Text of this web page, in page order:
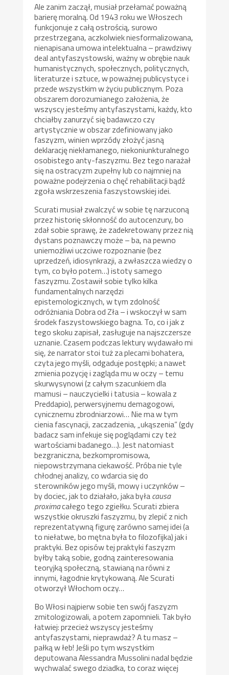
Ale zanim zaczął, musiał przełamać poważną
barierę moralną. Od 1943 roku we Włoszech
funkcjonuje z całą ostrością, surowo
przestrzegana, aczkolwiek niesformalizowana,
nienapisana umowa intelektualna – prawdziwy
deal antyfaszystowski, ważny w obrębie nauk
humanistycznych, społecznych, politycznych,
literaturze i sztuce, w poważnej publicystyce i
przede wszystkim w życiu publicznym. Poza
obszarem dorozumianego założenia, że
wszyscy jesteśmy antyfaszystami, każdy, kto
chciałby zanurzyć się badawczo czy
artystycznie w obszar zdefiniowany jako
faszyzm, winien wprzódy złożyć jasną
deklarację niekłamanego, niekoniunkturalnego
osobistego anty-faszyzmu. Bez tego narażał
się na ostracyzm zupełny lub co najmniej na
poważne podejrzenia o chęć rehabilitacji bądź
zgoła wskrzeszenia faszystowskiej idei.
Scurati musiał zwalczyć w sobie tę narzuconą
przez historię skłonność do autocenzury, bo
zdał sobie sprawę, że zadekretowany przez nią
dystans poznawczy może – ba, na pewno
uniemożliwi uczciwe rozpoznanie (bez
uprzedzeń, idiosynkrazji, a zwłaszcza wiedzy o
tym, co było potem…) istoty samego
faszyzmu. Zostawił sobie tylko kilka
fundamentalnych narzędzi
epistemologicznych, w tym zdolność
odróżniania Dobra od Zła – i wskoczył w sam
środek faszystowskiego bagna. To, co i jak z
tego skoku zapisał, zasługuje na najszczersze
uznanie. Czasem podczas lektury wydawało mi
się, że narrator stoi tuż za plecami bohatera,
czyta jego myśli, odgaduje postępki; a nawet
zmienia pozycję i zagląda mu w oczy – temu
skurwysynowi (z całym szacunkiem dla
mamusi – nauczycielki i tatusia – kowala z
Preddapio), perwersyjnemu demagogowi,
cynicznemu zbrodniarzowi… Nie ma w tym
cienia fascynacji, zaczadzenia, „ukąszenia” (gdy
badacz sam infekuje się poglądami czy też
wartościami badanego…). Jest natomiast
bezgraniczna, bezkompromisowa,
niepowstrzymana ciekawość. Próba nie tyle
chłodnej analizy, co wdarcia się do
sterowników jego myśli, mowy i uczynków –
by dociec, jak to działało, jaka byłacausa
proximacałego tego zgiełku. Scurati zbiera
wszystkie okruszki faszyzmu, by zlepić z nich
reprezentatywną figurę zarówno samej idei (a
to niełatwe, bo mętna była to filozofijka) jak i
praktyki. Bez opisów tej praktyki faszyzm
byłby taką sobie, godną zainteresowania
teoryjką społeczną, stawianą na równi z
innymi, łagodnie krytykowaną. Ale Scurati
otworzył Włochom oczy…
Bo Włosi najpierw sobie ten swój faszyzm
zmitologizowali, a potem zapomnieli. Tak było
łatwiej: przecież wszyscy jesteśmy
antyfaszystami, nieprawdaż? A tu masz –
pałką w łeb! Jeśli po tym wszystkim
deputowana Alessandra Mussolini nadal będzie
wychwalać swego dziadka, to coraz więcej